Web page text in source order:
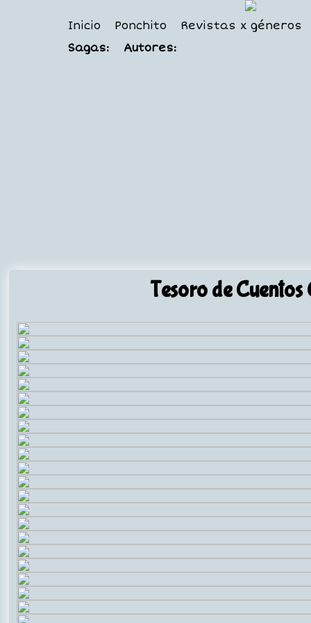
Inicio Ponchito
Revistas x géneros
Sagas:
Autores:
Tesoro de Cuentos